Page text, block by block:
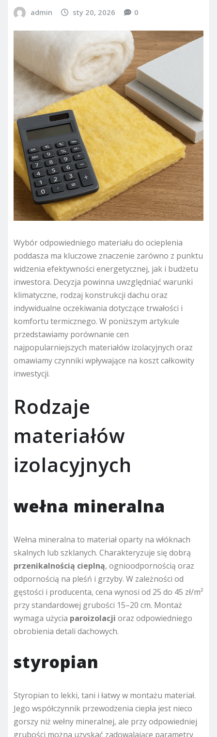
admin sty 20, 2026 0
Wybór odpowiedniego materiału do ocieplenia
poddasza ma kluczowe znaczenie zarówno z punktu
widzenia efektywności energetycznej, jak i budżetu
inwestora. Decyzja powinna uwzględniać warunki
klimatyczne, rodzaj konstrukcji dachu oraz
indywidualne oczekiwania dotyczące trwałości i
komfortu termicznego. W poniższym artykule
przedstawiamy porównanie cen
najpopularniejszych materiałów izolacyjnych oraz
omawiamy czynniki wpływające na koszt całkowity
inwestycji.
Rodzaje
materiałów
izolacyjnych
wełna mineralna
Wełna mineralna to materiał oparty na włóknach
skalnych lub szklanych. Charakteryzuje się dobrą
przenikalnością cieplną, ognioodpornością oraz
odpornością na pleśń i grzyby. W zależności od
gęstości i producenta, cena wynosi od 25 do 45 zł/m²
przy standardowej grubości 15–20 cm. Montaż
wymaga użycia paroizolacji oraz odpowiedniego
obrobienia detali dachowych.
styropian
Styropian to lekki, tani i łatwy w montażu materiał.
Jego współczynnik przewodzenia ciepła jest nieco
gorszy niż wełny mineralnej, ale przy odpowiedniej
grubości można uzyskać zadowalające parametry